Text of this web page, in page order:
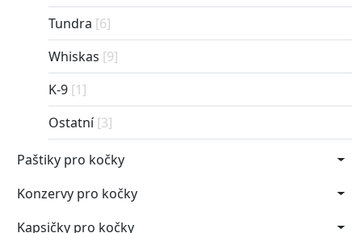
Tundra [6]
Whiskas [9]
K-9 [1]
Ostatní[3]
Paštiky pro kočky
Konzervy pro kočky
Kapsičky pro kočky